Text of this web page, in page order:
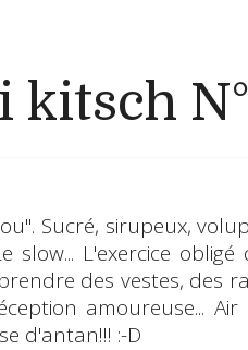
". Sucré, sirupeux,
slow... L'exercice
des vestes, des
amoureuse...
d'antan!!! :-D